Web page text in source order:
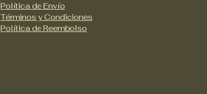
Política de Envío
Términos y Condiciones
Política de Reembolso